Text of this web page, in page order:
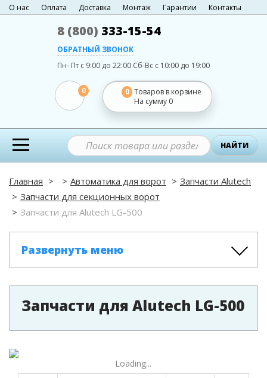
О нас Оплата Доставка Монтаж Гарантии Контакты
8 (800) 333-15-54
ОБРАТНЫЙ ЗВОНОК
Пн- Пт с 9:00 до 22:00 Сб-Вс с 10:00 до 19:00
0 0 Товаров в корзине
На сумму 0
НАЙТИ
Главная Автоматика для ворот
Запчасти Alutech
Запчасти для секционных ворот
Запчасти для Alutech LG-500
Развернуть меню
Запчасти для Alutech LG-500
Loading...